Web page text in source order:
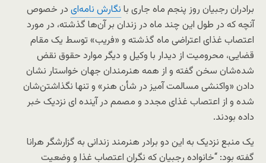
برادران رجبیان روز پنجم ماه جاری با نگارش نامه‌ای در خصوص
آنچه که در طول این چند ماه در زندان بر آن‌ها گذشته، در مورد
اعتصاب غذای اعتراضی ماه گذشته و «فریب» توسط یک مقام
قضایی، محرومیت از دیدار با وکیل و دیگر موارد حقوق نقض
شده‌شان سخن گفته و از همه هنرمندان جهان خواستار نشان
دادن «واکنشی مسالمت آمیز در شأن هنر» و تنها نگذاشتن‌شان
شده‌ و از اعتصاب غذای مجدد و مصمم در آینده ای نزدیک خبر
داده بودند.
یک منبع نزدیک به این دو برادر هنرمند زندانی به گزارشگر هرانا
گفته بود: “خانواده رجبیان که نگران اعتصاب غذا و وضعیت